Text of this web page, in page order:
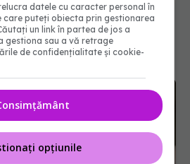
diagnosticul care i-a
la sân. Am intrat în
datele cu caracter personal în
care puteți obiecta prin gestionarea
un link în partea de jos a
gestiona sau a vă retrage
de confidențialitate și cookie-
opțiunile